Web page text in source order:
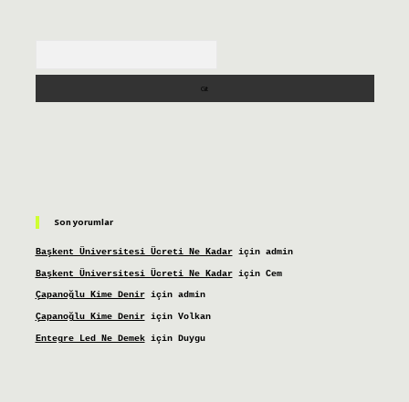
Son yorumlar
Başkent Üniversitesi Ücreti Ne Kadariçin admin
Başkent Üniversitesi Ücreti Ne Kadariçin Cem
Çapanoğlu Kime Deniriçin admin
Çapanoğlu Kime Deniriçin Volkan
Entegre Led Ne Demekiçin Duygu